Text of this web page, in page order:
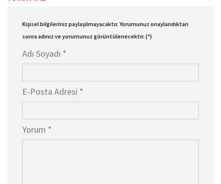
Kişisel bilgileriniz paylaşılmayacaktır. Yorumunuz onaylandıktan
sonra adınız ve yorumunuz görüntülenecektir. (*)
Adı Soyadı *
E-Posta Adresi *
Yorum *